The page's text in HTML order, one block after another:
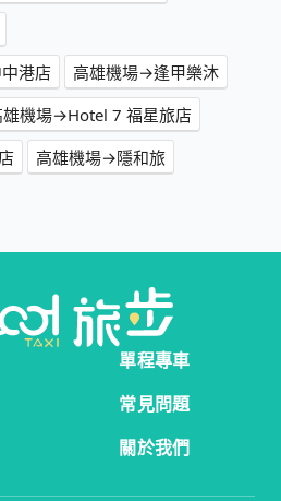
港店
高雄機場→逢甲樂沐
雄機場→Hotel 7 福星旅店
高雄機場→隱和旅
單程專車
常見問題
關於我們